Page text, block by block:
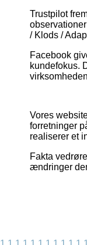
Trustpilot
/ Klods /
Facebook
kundefokus.
Vores
forretninger
realiserer et
Fakta
ændringer